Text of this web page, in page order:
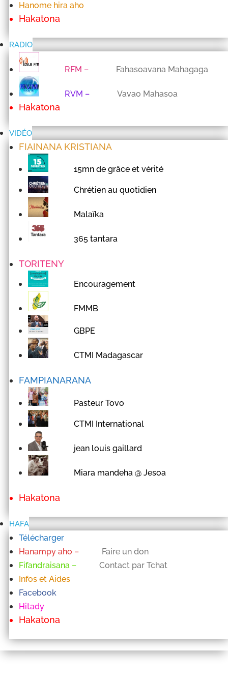
Hanome hira aho
Hakatona
RADIO
RFM – Fahasoavana Mahagaga
RVM – Vavao Mahasoa
Hakatona
VIDÉO
FIAINANA KRISTIANA
15mn de grâce et vérité
Chrétien au quotidien
Malaïka
365 tantara
TORITENY
Encouragement
FMMB
GBPE
CTMI Madagascar
FAMPIANARANA
Pasteur Tovo
CTMI International
jean louis gaillard
Miara mandeha @ Jesoa
Hakatona
HAFA
Télécharger
Hanampy aho –
Faire un don
Fifandraisana –
Contact par Tchat
Infos et Aides
Facebook
Hitady
Hakatona